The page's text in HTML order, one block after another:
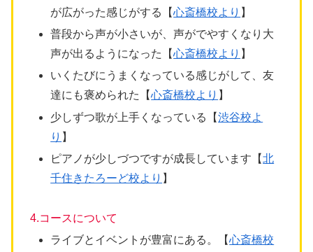
が広がった感じがする【心斎橋校より 】
普段から声が小さいが、声がでやすくなり大
声が出るようになった【心斎橋校より 】
いくたびにうまくなっている感じがして、友
達にも褒められた【心斎橋校より 】
少しずつ歌が上手くなっている【渋谷校よ
り 】
ピアノが少しづつですが成長しています【北
千住きたろーど校より 】
4.コースについて
ライブとイベントが豊富にある。【心斎橋校